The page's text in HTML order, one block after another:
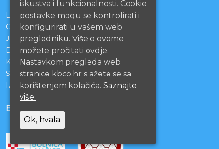
Lista čekanja
Centralno naručivanje pacijenata
Javna nabava
Darivanje krvi
KBCO Webmail
Sestrinstvo KBC Osijek
Izjava o pristupačnosti mrežnih stranica
BOLNICE PARTNERI
iskustva i funkcionalnosti. Cookie
postavke mogu se kontrolirati i
konfigurirati u vašem web
pregledniku. Više o ovome
možete pročitati ovdje.
Nastavkom pregleda web
stranice kbco.hr slažete se sa
korištenjem kolačića. Saznajte
više.
Ok, hvala